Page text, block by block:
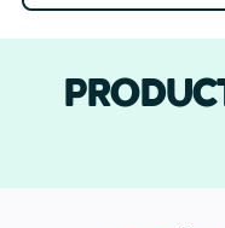
cantidad